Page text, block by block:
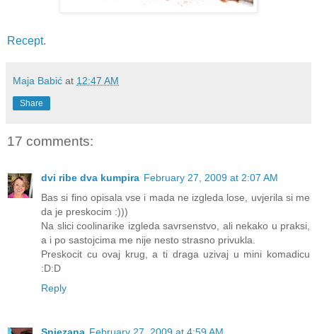
Recept.
Maja Babić at 12:47 AM
Share
17 comments:
dvi ribe dva kumpira February 27, 2009 at 2:07 AM
Bas si fino opisala vse i mada ne izgleda lose, uvjerila si me
da je preskocim :)))
Na slici coolinarike izgleda savrsenstvo, ali nekako u praksi,
a i po sastojcima me nije nesto strasno privukla.
Preskocit cu ovaj krug, a ti draga uzivaj u mini komadicu
:D:D
Reply